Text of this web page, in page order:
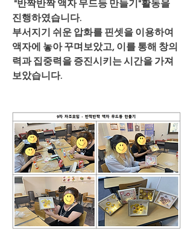
진행하였습니다.
부서지기 쉬운 압화를 핀셋을 이용하여
액자에 놓아 꾸며보았고, 이를 통해 창의
력과 집중력을 증진시키는 시간을 가져
보았습니다.